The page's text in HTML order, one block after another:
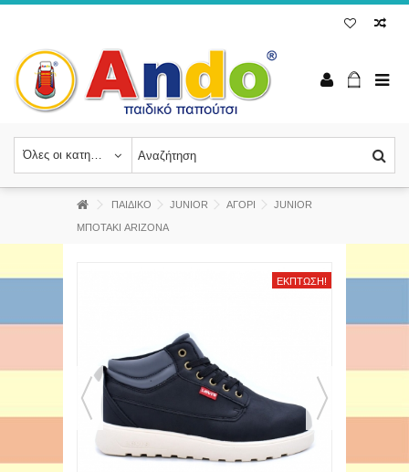
Όλες οι κατηγορίες
ΠΑΙΔΙΚΟ JUNIOR ΑΓΟΡΙ JUNIOR
ΜΠΟΤΑΚΙ ARIZONA
ΈΚΠΤΩΣΗ!